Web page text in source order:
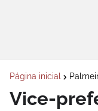
Página inicial
Vice-